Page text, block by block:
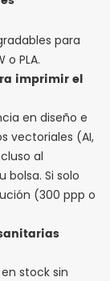
para
PLA.
imprimir el
en diseño e
vectoriales (AI,
al
bolsa. Si solo
(300 ppp o
stock sin